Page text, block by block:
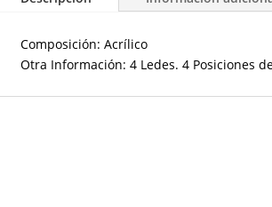
Composición: Acrílico
Otra Información: 4 Ledes. 4 Posiciones